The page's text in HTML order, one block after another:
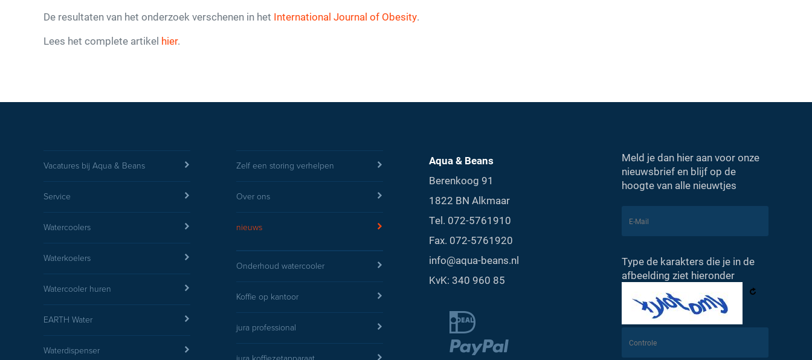
De resultaten van het onderzoek verschenen in het International Journal of Obesity.
Lees het complete artikel hier.
Vacatures bij Aqua & Beans
Service
Watercoolers
Waterkoelers
Watercooler huren
EARTH Water
Waterdispenser
Zelf een storing verhelpen
Over ons
nieuws
Onderhoud watercooler
Koffie op kantoor
jura professional
Aqua & Beans
Berenkoog 91
1822 BN Alkmaar
Tel. 072-5761910
Fax. 072-5761920
info@aqua-beans.nl
KvK: 340 960 85
Meld je dan hier aan voor onze
nieuwsbrief en blijf op de
hoogte van alle nieuwtjes
Type de karakters die je in de
afbeelding ziet hieronder